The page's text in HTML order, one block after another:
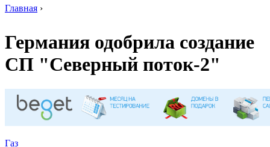
Главная ›
Германия одобрила создание
СП "Северный поток-2"
Газ